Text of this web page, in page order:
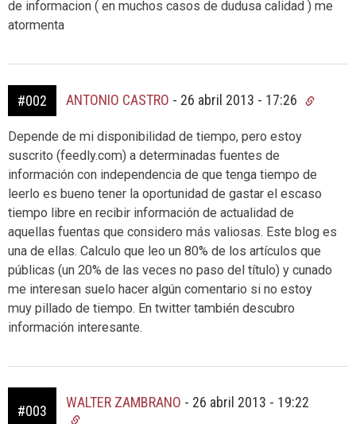
de informacion ( en muchos casos de dudusa calidad ) me
atormenta
#002 ANTONIO CASTRO - 26 abril 2013 - 17:26
Depende de mi disponibilidad de tiempo, pero estoy
suscrito (feedly.com) a determinadas fuentes de
información con independencia de que tenga tiempo de
leerlo es bueno tener la oportunidad de gastar el escaso
tiempo libre en recibir información de actualidad de
aquellas fuentas que considero más valiosas. Este blog es
una de ellas. Calculo que leo un 80% de los artículos que
públicas (un 20% de las veces no paso del título) y cunado
me interesan suelo hacer algún comentario si no estoy
muy pillado de tiempo. En twitter también descubro
información interesante.
#003
WALTER ZAMBRANO - 26 abril 2013 - 19:22